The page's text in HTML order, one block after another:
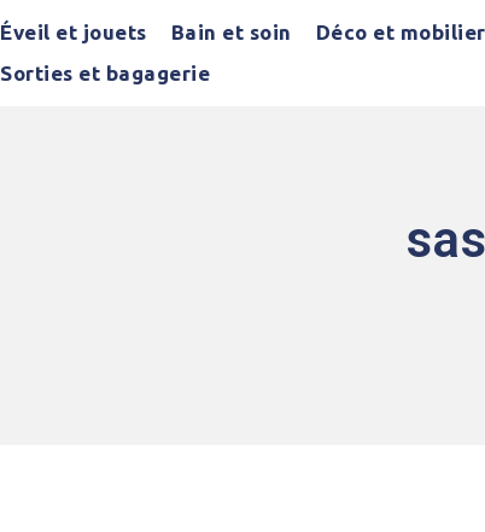
Éveil et jouets Bain et soin Déco et mobilier
Sorties et bagagerie